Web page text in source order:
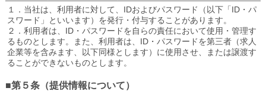
１．当社は、利用者に対して、IDおよびパスワード（以下「ID・パ
スワード」といいます）を発行・付与することがあります。
２．利用者は、ID・パスワードを自らの責任において使用・管理す
るものとします。また、利用者は、ID・パスワードを第三者（求人
企業等を含みます、以下同様とします）に使用させ、または譲渡す
ることができないものとします。
■第５条（提供情報について）